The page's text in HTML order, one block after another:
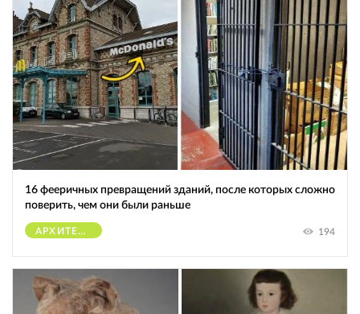
16 фееричных превращений зданий, после которых сложно
поверить, чем они были раньше
АРХИТЕКТУРА 194